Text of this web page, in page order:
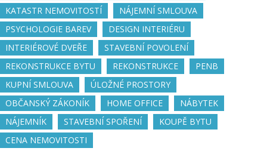
KATASTR NEMOVITOSTÍ
NÁJEMNÍ SMLOUVA
PSYCHOLOGIE BAREV
DESIGN INTERIÉRU
INTERIÉROVÉ DVEŘE
STAVEBNÍ POVOLENÍ
REKONSTRUKCE BYTU
REKONSTRUKCE
PENB
KUPNÍ SMLOUVA
ÚLOŽNÉ PROSTORY
OBČANSKÝ ZÁKONÍK
HOME OFFICE
NÁBYTEK
NÁJEMNÍK
STAVEBNÍ SPOŘENÍ
KOUPĚ BYTU
CENA NEMOVITOSTI